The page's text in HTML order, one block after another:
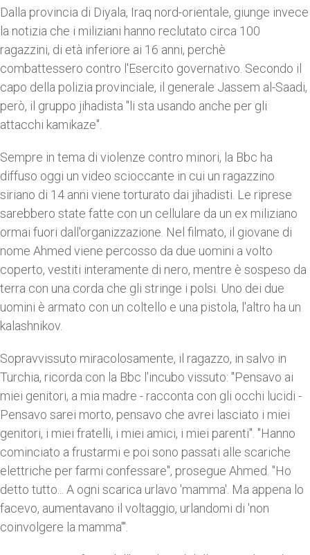
Dalla provincia di Diyala, Iraq nord-orientale, giunge invece
la notizia che i miliziani hanno reclutato circa 100
ragazzini, di età inferiore ai 16 anni, perchè
combattessero contro l'Esercito governativo. Secondo il
capo della polizia provinciale, il generale Jassem al-Saadi,
però, il gruppo jihadista "li sta usando anche per gli
attacchi kamikaze".
Sempre in tema di violenze contro minori, la Bbc ha
diffuso oggi un video scioccante in cui un ragazzino
siriano di 14 anni viene torturato dai jihadisti. Le riprese
sarebbero state fatte con un cellulare da un ex miliziano
ormai fuori dall'organizzazione. Nel filmato, il giovane di
nome Ahmed viene percosso da due uomini a volto
coperto, vestiti interamente di nero, mentre è sospeso da
terra con una corda che gli stringe i polsi. Uno dei due
uomini è armato con un coltello e una pistola, l'altro ha un
kalashnikov.
Sopravvissuto miracolosamente, il ragazzo, in salvo in
Turchia, ricorda con la Bbc l'incubo vissuto: "Pensavo ai
miei genitori, a mia madre - racconta con gli occhi lucidi -
Pensavo sarei morto, pensavo che avrei lasciato i miei
genitori, i miei fratelli, i miei amici, i miei parenti". "Hanno
cominciato a frustarmi e poi sono passati alle scariche
elettriche per farmi confessare", prosegue Ahmed. "Ho
detto tutto... A ogni scarica urlavo 'mamma'. Ma appena lo
facevo, aumentavano il voltaggio, urlandomi di 'non
coinvolgere la mamma'".